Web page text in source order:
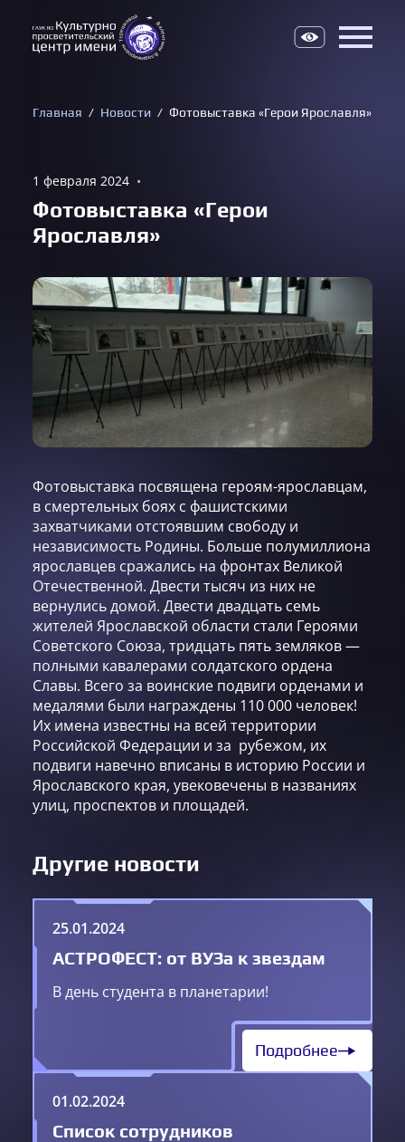
Главная Новости Фотовыставка «Герои Ярославля»
1 февраля 2024 •
Фотовыставка «Герои
Ярославля»
Фотовыставка посвящена героям-ярославцам,
в смертельных боях с фашистскими
захватчиками отстоявшим свободу и
независимость Родины. Больше полумиллиона
ярославцев сражались на фронтах Великой
Отечественной. Двести тысяч из них не
вернулись домой. Двести двадцать семь
жителей Ярославской области стали Героями
Советского Союза, тридцать пять земляков —
полными кавалерами солдатского ордена
Славы. Всего за воинские подвиги орденами и
медалями были награждены 110 000 человек!
Их имена известны на всей территории
Российской Федерации и за рубежом, их
подвиги навечно вписаны в историю России и
Ярославского края, увековечены в названиях
улиц, проспектов и площадей.
Другие новости
25.01.2024
АСТРОФЕСТ: от ВУЗа к звездам
В день студента в планетарии!
Подробнее
01.02.2024
Список сотрудников